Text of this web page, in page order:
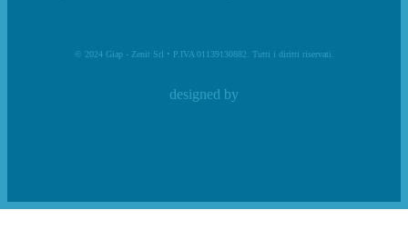
© 2024 Giap - Zenit Srl • P.IVA 01139130882. Tutti i diritti riservati.
designed by